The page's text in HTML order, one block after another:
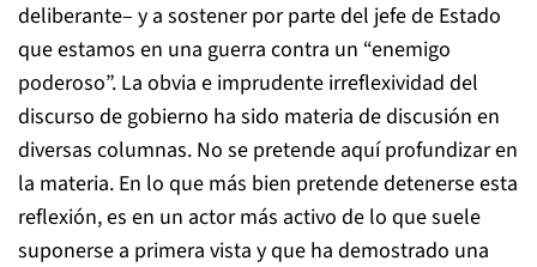
deliberante– y a sostener por parte del jefe de Estado
que estamos en una guerra contra un “enemigo
poderoso”. La obvia e imprudente irreflexividad del
discurso de gobierno ha sido materia de discusión en
diversas columnas. No se pretende aquí profundizar en
la materia. En lo que más bien pretende detenerse esta
reflexión, es en un actor más activo de lo que suele
suponerse a primera vista y que ha demostrado una